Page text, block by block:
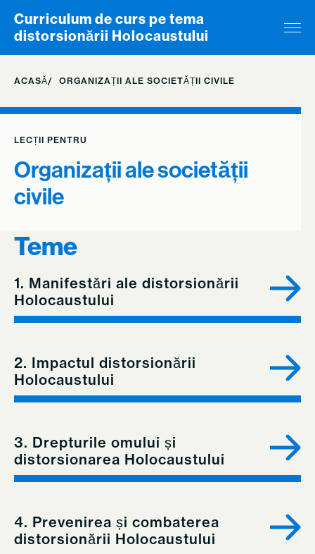
Skip to content
Curriculum de curs pe tema
distorsionării Holocaustului
ACASĂ ORGANIZAȚII ALE SOCIETĂȚII CIVILE
LECȚII PENTRU
Organizații ale societății
civile
Teme
1. Manifestări ale distorsionării
Holocaustului
2. Impactul distorsionării
Holocaustului
3. Drepturile omului și
distorsionarea Holocaustului
4. Prevenirea și combaterea
distorsionării Holocaustului